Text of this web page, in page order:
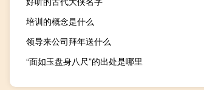
培训的概念是什么
领导来公司拜年送什么
“面如玉盘身八尺”的出处是哪里